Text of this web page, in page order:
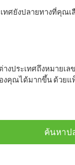
ศยังปลายทางที่คุณ
งประเทศถึงหมาย
คุณได้มากขึ้น ด้วยแ
ค้นหาป